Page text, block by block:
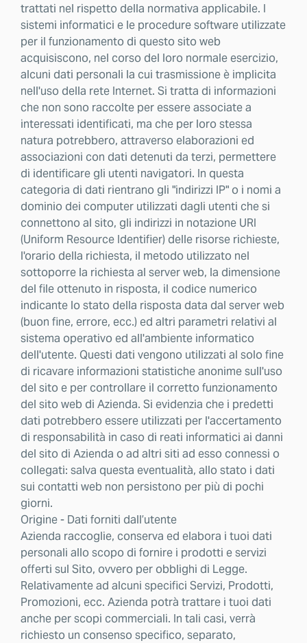
trattati nel rispetto della normativa applicabile. I
sistemi informatici e le procedure software utilizzate
per il funzionamento di questo sito web
acquisiscono, nel corso del loro normale esercizio,
alcuni dati personali la cui trasmissione è implicita
nell'uso della rete Internet. Si tratta di informazioni
che non sono raccolte per essere associate a
interessati identificati, ma che per loro stessa
natura potrebbero, attraverso elaborazioni ed
associazioni con dati detenuti da terzi, permettere
di identificare gli utenti navigatori. In questa
categoria di dati rientrano gli "indirizzi IP" o i nomi a
dominio dei computer utilizzati dagli utenti che si
connettono al sito, gli indirizzi in notazione URI
(Uniform Resource Identifier) delle risorse richieste,
l'orario della richiesta, il metodo utilizzato nel
sottoporre la richiesta al server web, la dimensione
del file ottenuto in risposta, il codice numerico
indicante lo stato della risposta data dal server web
(buon fine, errore, ecc.) ed altri parametri relativi al
sistema operativo ed all'ambiente informatico
dell'utente. Questi dati vengono utilizzati al solo fine
di ricavare informazioni statistiche anonime sull'uso
del sito e per controllare il corretto funzionamento
del sito web di Azienda. Si evidenzia che i predetti
dati potrebbero essere utilizzati per l'accertamento
di responsabilità in caso di reati informatici ai danni
del sito di Azienda o ad altri siti ad esso connessi o
collegati: salva questa eventualità, allo stato i dati
sui contatti web non persistono per più di pochi
giorni.
Origine - Dati forniti dall’utente
Azienda raccoglie, conserva ed elabora i tuoi dati
personali allo scopo di fornire i prodotti e servizi
offerti sul Sito, ovvero per obblighi di Legge.
Relativamente ad alcuni specifici Servizi, Prodotti,
Promozioni, ecc. Azienda potrà trattare i tuoi dati
anche per scopi commerciali. In tali casi, verrà
richiesto un consenso specifico, separato,